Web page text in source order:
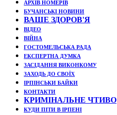
АРХІВ НОМЕРІВ
БУЧАНСЬКІ НОВИНИ
ВАШЕ ЗДОРОВ'Я
ВІДЕО
ВІЙНА
ГОСТОМЕЛЬСЬКА РАДА
ЕКСПЕРТНА ДУМКА
ЗАСІДАННЯ ВИКОНКОМУ
ЗАХОДЬ ДО СВОЇХ
ІРПІНСЬКИ БАЙКИ
КОНТАКТИ
КРИМІНАЛЬНЕ ЧТИВО
КУДИ ПІТИ В ІРПЕНІ